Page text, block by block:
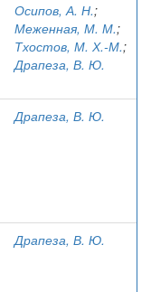
Осипов, А. Н.;
Меженная, М. М.;
Тхостов, М. Х.-М.;
Драпеза, В. Ю.
Драпеза, В. Ю.
Драпеза, В. Ю.